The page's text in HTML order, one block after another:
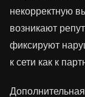
некорректную
возникают
фиксируют
к сети как к